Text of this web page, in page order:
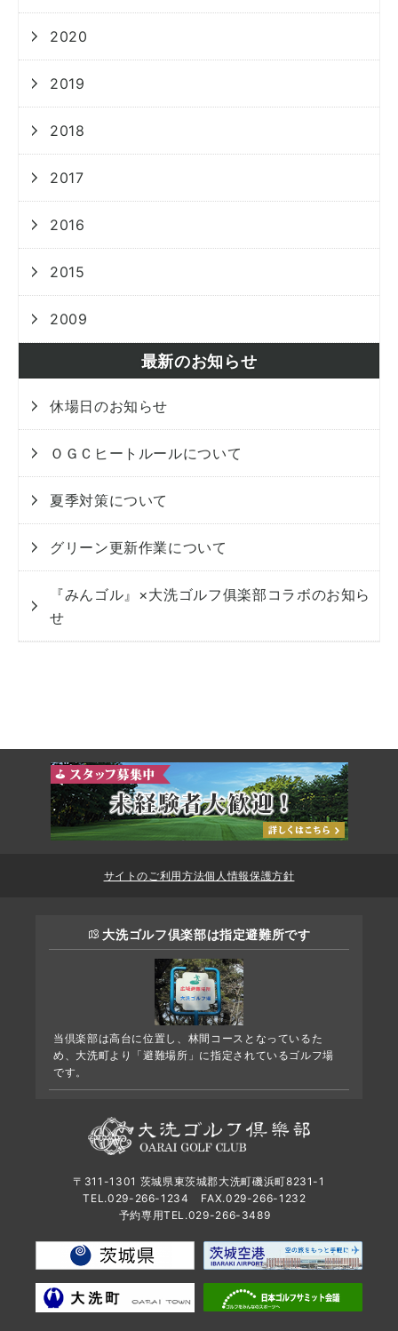
2020
2019
2018
2017
2016
2015
2009
最新のお知らせ
休場日のお知らせ
ＯＧＣヒートルールについて
夏季対策について
グリーン更新作業について
『みんゴル』×大洗ゴルフ俱楽部コラボのお知ら
せ
サイトのご利用方法個人情報保護方針
大洗ゴルフ倶楽部は指定避難所です
当倶楽部は高台に位置し、林間コースとなっているた
め、大洗町より「避難場所」に指定されているゴルフ場
です。
〒311-1301 茨城県東茨城郡大洗町磯浜町8231-1
TEL.029-266-1234
FAX.029-266-1232
予約専用TEL.029-266-3489